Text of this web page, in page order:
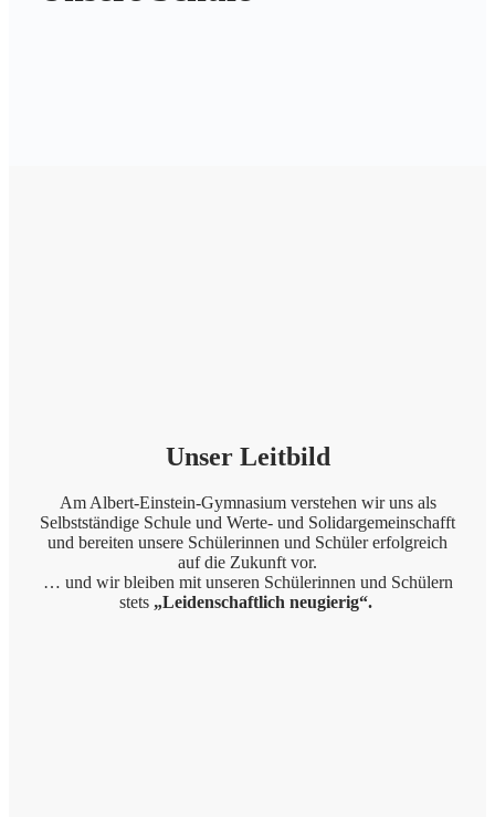
Unser Leitbild
Am Albert-Einstein-Gymnasium verstehen wir uns als
Selbstständige Schule und Werte- und Solidargemeinschafft
und bereiten unsere Schülerinnen und Schüler erfolgreich
auf die Zukunft vor.
… und wir bleiben mit unseren Schülerinnen und Schülern
stets „Leidenschaftlich neugierig“.